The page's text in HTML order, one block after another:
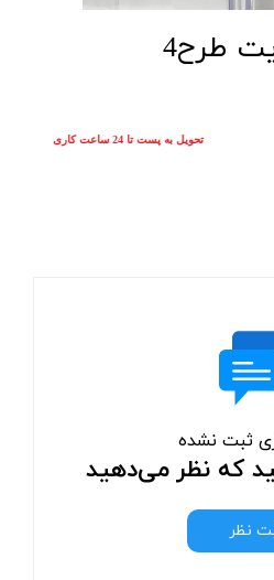
طرح4
ثبت نشده
که نظر می‌دهید
نظر
تحویل به پست تا 24 ساعت کاری